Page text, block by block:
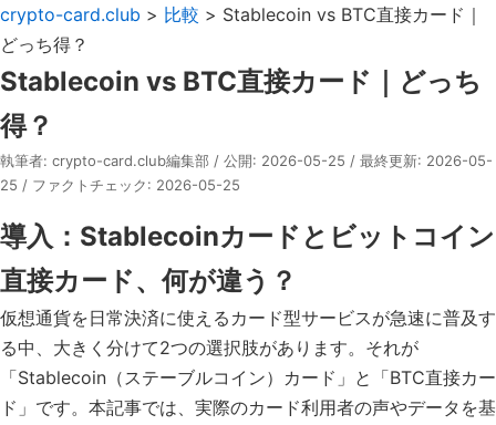
crypto-card.club > 比較 > Stablecoin vs BTC直接カード｜
どっち得？
Stablecoin vs BTC直接カード｜どっち
得？
執筆者: crypto-card.club編集部 / 公開: 2026-05-25 / 最終更新: 2026-05-
25 / ファクトチェック: 2026-05-25
導入：Stablecoinカードとビットコイン
直接カード、何が違う？
仮想通貨を日常決済に使えるカード型サービスが急速に普及す
る中、大きく分けて2つの選択肢があります。それが
「Stablecoin（ステーブルコイン）カード」と「BTC直接カー
ド」です。本記事では、実際のカード利用者の声やデータを基